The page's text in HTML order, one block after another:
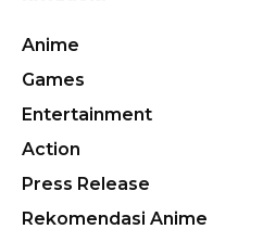
Anime
Games
Entertainment
Action
Press Release
Rekomendasi Anime